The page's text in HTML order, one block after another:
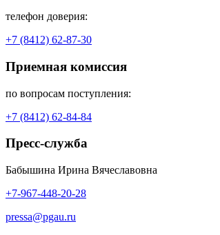
телефон доверия:
+7 (8412) 62-87-30
Приемная комиссия
по вопросам поступления:
+7 (8412) 62-84-84
Пресс-служба
Бабышина Ирина Вячеславовна
+7-967-448-20-28
pressa@pgau.ru